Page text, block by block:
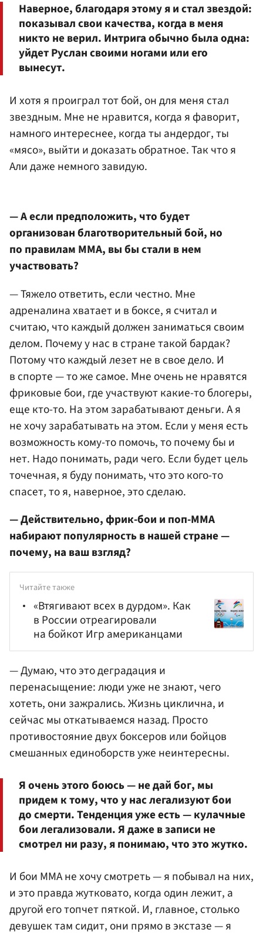
Наверное, благодаря этому я и стал звездой:
показывал свои качества, когда в меня
никто не верил. Интрига обычно была одна:
уйдет Руслан своими ногами или его
вынесут.
И хотя я проиграл тот бой, он для меня стал
звездным. Мне не нравится, когда я фаворит,
намного интереснее, когда ты андердог, ты
«мясо», выйти и доказать обратное. Так что я
Али даже немного завидую.
— А если предположить, что будет
организован благотворительный бой, но
по правилам ММА, вы бы стали в нем
участвовать?
— Тяжело ответить, если честно. Мне
адреналина хватает и в боксе, я считал и
считаю, что каждый должен заниматься своим
делом. Почему у нас в стране такой бардак?
Потому что каждый лезет не в свое дело. И
в спорте — то же самое. Мне очень не нравятся
фриковые бои, где участвуют какие-то блогеры,
еще кто-то. На этом зарабатывают деньги. А я
не хочу зарабатывать на этом. Если у меня есть
возможность кому-то помочь, то почему бы и
нет. Надо понимать, ради чего. Если будет цель
точечная, я буду понимать, что это кого-то
спасет, то я, наверное, это сделаю.
— Действительно, фрик-бои и поп-ММА
набирают популярность в нашей стране —
почему, на ваш взгляд?
Читайте также
«Втягивают всех в дурдом». Как
в России отреагировали
на бойкот Игр американцами
— Думаю, что это деградация и
перенасыщение: люди уже не знают, чего
хотеть, они зажрались. Жизнь циклична, и
сейчас мы откатываемся назад. Просто
противостояние двух боксеров или бойцов
смешанных единоборств уже неинтересны.
Я очень этого боюсь — не дай бог, мы
придем к тому, что у нас легализуют бои
до смерти. Тенденция уже есть — кулачные
бои легализовали. Я даже в записи не
смотрел ни разу, я понимаю, что это жутко.
И бои ММА не хочу смотреть — я побывал на них,
и это правда жутковато, когда один лежит, а
другой его топчет пяткой. И, главное, столько
девушек там сидит, они прямо в экстазе — я